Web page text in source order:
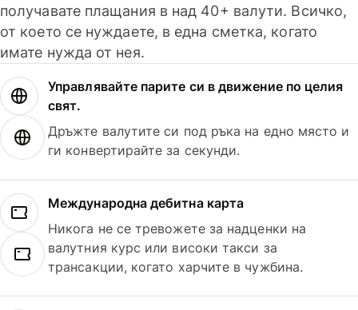
получавате плащания в над 40+ валути. Всичко,
от което се нуждаете, в една сметка, когато
имате нужда от нея.
Управлявайте парите си в движение по целия
свят.
Дръжте валутите си под ръка на едно място и
ги конвертирайте за секунди.
Международна дебитна карта
Никога не се тревожете за надценки на
валутния курс или високи такси за
трансакции, когато харчите в чужбина.